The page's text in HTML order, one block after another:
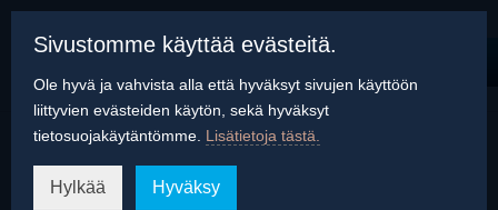
Korundi
Sivustomme käyttää evästeitä.
Ole hyvä ja vahvista alla että hyväksyt sivujen käyttöön
liittyvien evästeiden käytön, sekä hyväksyt
tietosuojakäytäntömme. Lisätietoja tästä.
Hylkää Hyväksy